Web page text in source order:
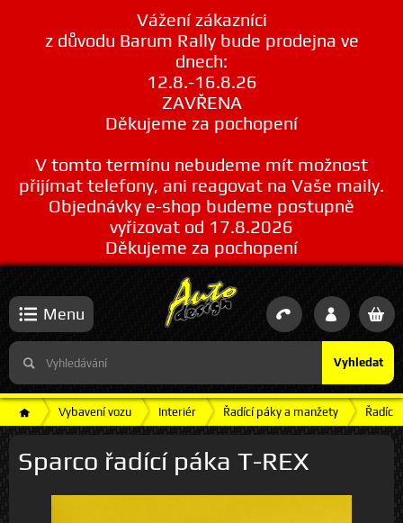
Vážení zákazníci
z důvodu Barum Rally bude prodejna ve
dnech:
12.8.-16.8.26
ZAVŘENA
Děkujeme za pochopení
V tomto termínu nebudeme mít možnost
přijímat telefony, ani reagovat na Vaše maily.
Objednávky e-shop budeme postupně
vyřizovat od 17.8.2026
Děkujeme za pochopení
Vyhledat
Menu
Vybavení vozu Interiér Řadící páky a manžety Řadící
Sparco řadící páka T-REX